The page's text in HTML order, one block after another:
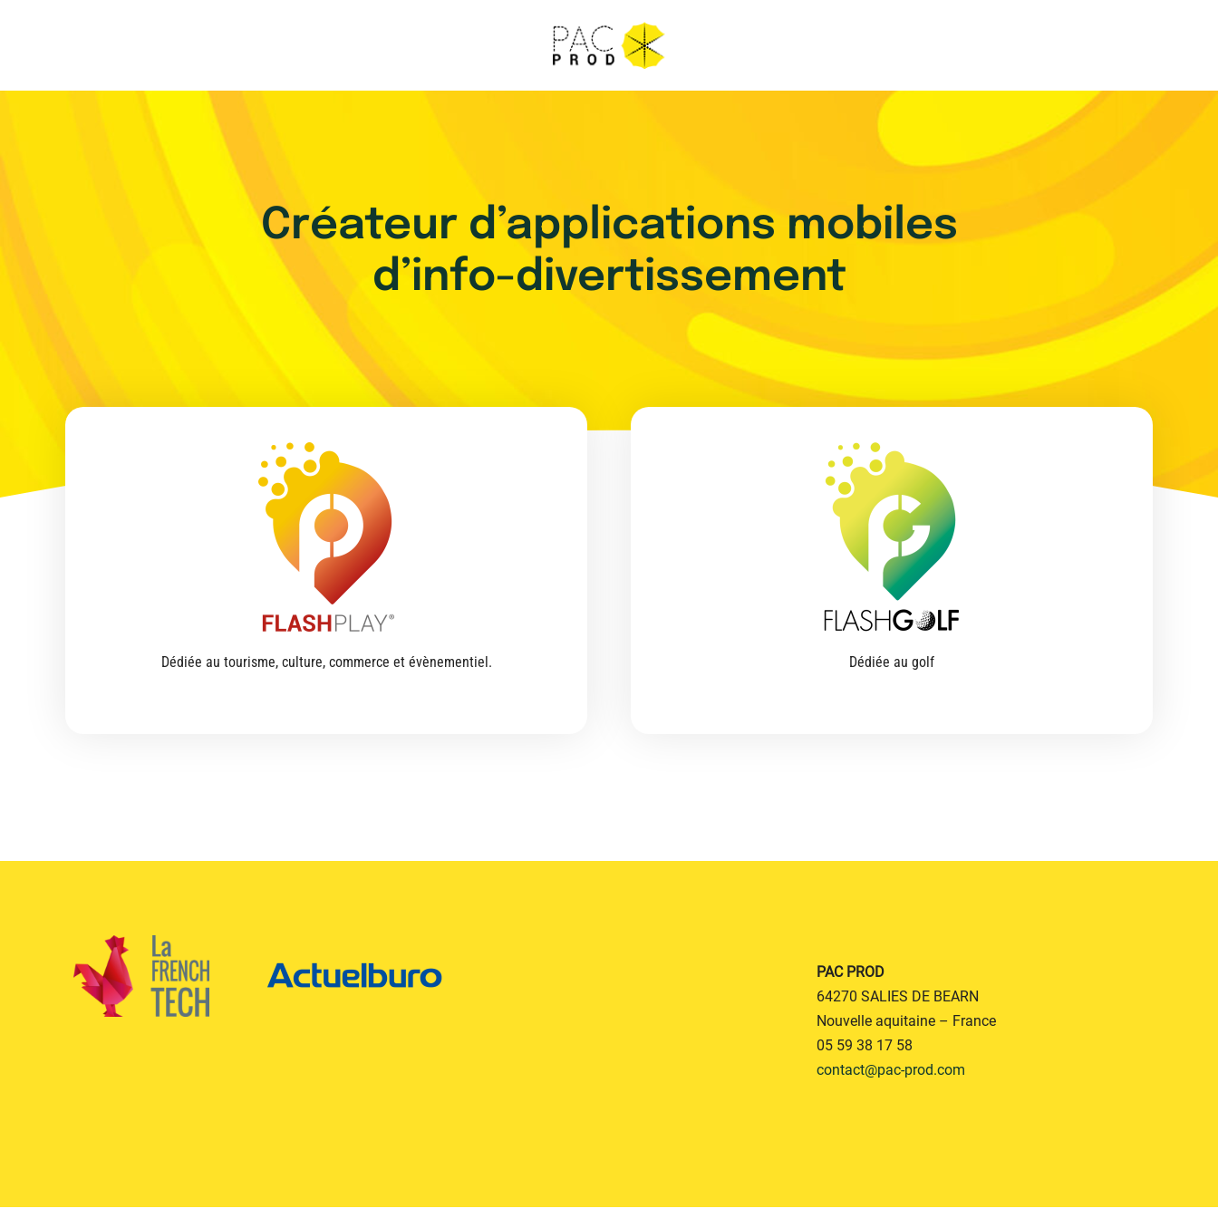
Créateur d’applications mobiles
d’info-divertissement
Dédiée au tourisme, culture, commerce et évènementiel. Dédiée au golf
PAC PROD
64270 SALIES DE BEARN
Nouvelle aquitaine – France
05 59 38 17 58
contact@pac-prod.com